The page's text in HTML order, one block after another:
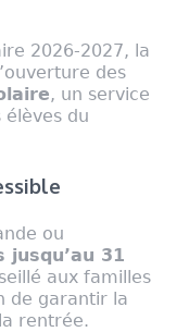
2026-2027, la
des
, un service
du
ou
31
aux familles
de garantir la
rentrée.